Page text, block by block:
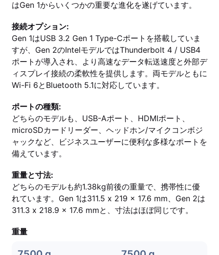
はGen 1からいくつかの重要な進化を遂げています。
接続オプション:
Gen 1はUSB 3.2 Gen 1 Type-Cポートを搭載していま
すが、Gen 2のIntelモデルではThunderbolt 4 / USB4
ポートが導入され、より高速なデータ転送速度と外部デ
ィスプレイ接続の柔軟性を提供します。両モデルともに
Wi-Fi 6とBluetooth 5.1に対応しています。
ポートの種類:
どちらのモデルも、USB-Aポート、HDMIポート、
microSDカードリーダー、ヘッドホン/マイクコンボジ
ャックなど、ビジネスユーザーに便利な多様なポートを
備えています。
重量と寸法:
どちらのモデルも約1.38kg前後の重量で、携帯性に優
れています。Gen 1は311.5 x 219 x 17.6 mm、Gen 2は
311.3 x 218.9 x 17.6 mmと、寸法はほぼ同じです。
重量